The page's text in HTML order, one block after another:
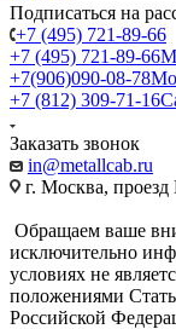
Подписаться на
+7 (495) 721-89-66
+7 (495) 721-89-66
+7(906)090-08-78
+7 (812) 309-71-16
Заказать звонок
in@metallcab.ru
г. Москва, проезд
Обращаем ваше
исключительно
условиях не
положениями
Российской